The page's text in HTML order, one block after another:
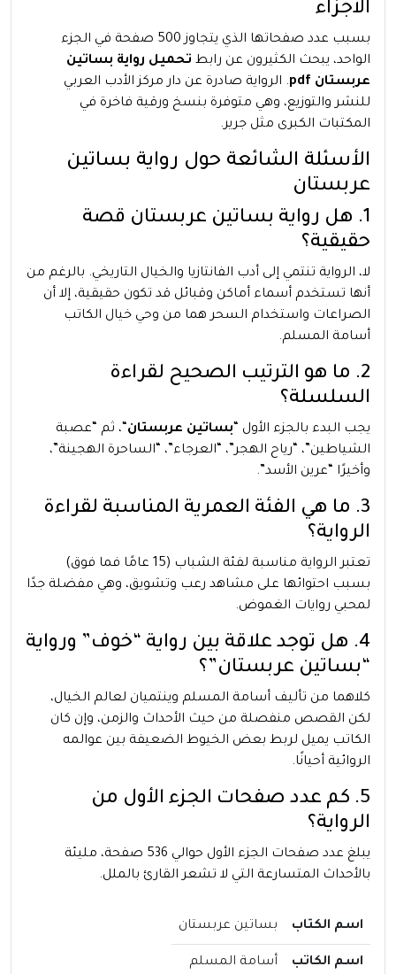
الأجزاء
بسبب عدد صفحاتها الذي يتجاوز 500 صفحة في الجزء
الواحد، يبحث الكثيرون عن رابط تحميل رواية بساتين
عربستان pdf
. الرواية صادرة عن دار مركز الأدب العربي
للنشر والتوزيع، وهي متوفرة بنسخ ورقية فاخرة في
المكتبات الكبرى مثل جرير.
الأسئلة الشائعة حول رواية بساتين
عربستان
1. هل رواية بساتين عربستان قصة
حقيقية؟
لا، الرواية تنتمي إلى أدب الفانتازيا والخيال التاريخي. بالرغم من
أنها تستخدم أسماء أماكن وقبائل قد تكون حقيقية، إلا أن
الصراعات واستخدام السحر هما من وحي خيال الكاتب
أسامة المسلم.
2. ما هو الترتيب الصحيح لقراءة
السلسلة؟
يجب البدء بالجزء الأول “ بساتين عربستان “، ثم “عصبة
الشياطين”، “رياح الهجر”، “العرجاء”، “الساحرة الهجينة”،
وأخيرًا “عرين الأسد”.
3. ما هي الفئة العمرية المناسبة لقراءة
الرواية؟
تعتبر الرواية مناسبة لفئة الشباب (15 عامًا فما فوق)
بسبب احتوائها على مشاهد رعب وتشويق، وهي مفضلة جدًا
لمحبي روايات الغموض.
4. هل توجد علاقة بين رواية “خوف” ورواية
“بساتين عربستان”؟
كلاهما من تأليف أسامة المسلم وينتميان لعالم الخيال،
لكن القصص منفصلة من حيث الأحداث والزمن، وإن كان
الكاتب يميل لربط بعض الخيوط الضعيفة بين عوالمه
الروائية أحيانًا.
5. كم عدد صفحات الجزء الأول من
الرواية؟
يبلغ عدد صفحات الجزء الأول حوالي 536 صفحة، مليئة
بالأحداث المتسارعة التي لا تشعر القارئ بالملل.
اسم الكتاب بساتين عربستان
اسم الكاتب أسامة المسلم